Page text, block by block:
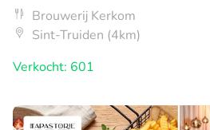
Brouwerij Kerkom
Sint-Truiden (4km)
Verkocht: 601